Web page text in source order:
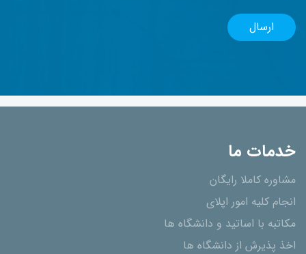
خدمات ما
مشاوره کاملا رایگان
انجام کلیه امور اپلای
مکاتبه با اساتید و دانشگاه ها
اخذ پذیرش از دانشگاه ھا